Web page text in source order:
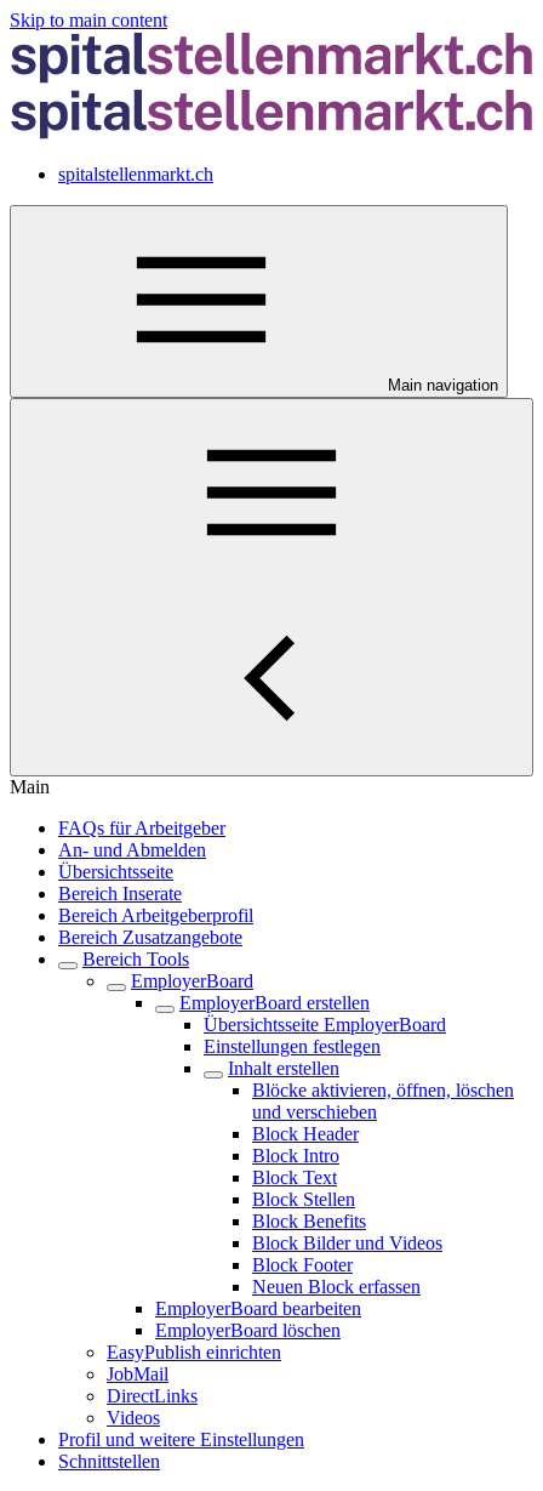
Skip to main content
spitalstellenmarkt.ch
Main navigation
Main
FAQs für Arbeitgeber
An- und Abmelden
Übersichtsseite
Bereich Inserate
Bereich Arbeitgeberprofil
Bereich Zusatzangebote
Bereich Tools
EmployerBoard
EmployerBoard erstellen
Übersichtsseite EmployerBoard
Einstellungen festlegen
Inhalt erstellen
Blöcke aktivieren, öffnen, löschen
und verschieben
Block Header
Block Intro
Block Text
Block Stellen
Block Benefits
Block Bilder und Videos
Block Footer
Neuen Block erfassen
EmployerBoard bearbeiten
EmployerBoard löschen
EasyPublish einrichten
JobMail
DirectLinks
Videos
Profil und weitere Einstellungen
Schnittstellen